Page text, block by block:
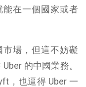
能在一個國家或者
場，但這不妨礙
的中國業務。
，也逼得 Uber 一